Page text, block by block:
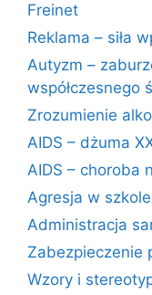
Freinet
Reklama – siła
Autyzm –
współczesnego
Zrozumienie
AIDS – dżuma
AIDS – choroba
Agresja w szkole
Administracja
Zabezpieczenie
Wzory i